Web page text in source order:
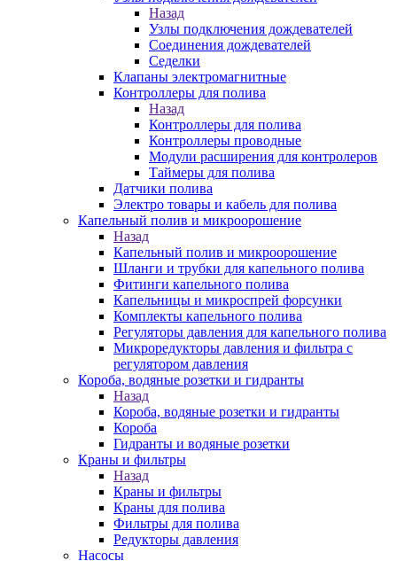
Назад
Узлы подключения дождевателей
Соединения дождевателей
Седелки
Клапаны электромагнитные
Контроллеры для полива
Назад
Контроллеры для полива
Контроллеры проводные
Модули расширения для контролеров
Таймеры для полива
Датчики полива
Электро товары и кабель для полива
Капельный полив и микроорошение
Назад
Капельный полив и микроорошение
Шланги и трубки для капельного полива
Фитинги капельного полива
Капельницы и микроспрей форсунки
Комплекты капельного полива
Регуляторы давления для капельного полива
Микроредукторы давления и фильтра с
регулятором давления
Короба, водяные розетки и гидранты
Назад
Короба, водяные розетки и гидранты
Короба
Гидранты и водяные розетки
Краны и фильтры
Назад
Краны и фильтры
Краны для полива
Фильтры для полива
Редукторы давления
Насосы